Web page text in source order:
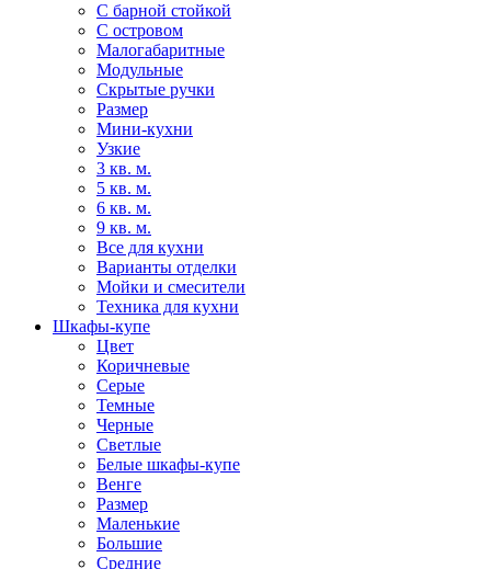
С барной стойкой
С островом
Малогабаритные
Модульные
Скрытые ручки
Размер
Мини-кухни
Узкие
3 кв. м.
5 кв. м.
6 кв. м.
9 кв. м.
Все для кухни
Варианты отделки
Мойки и смесители
Техника для кухни
Шкафы-купе
Цвет
Коричневые
Серые
Темные
Черные
Светлые
Белые шкафы-купе
Венге
Размер
Маленькие
Большие
Средние